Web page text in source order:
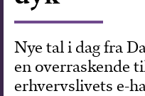
Nye tal i dag fra
en overraskende
erhvervslivets e-